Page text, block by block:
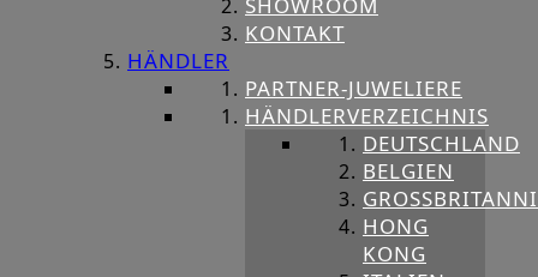
KONTAKT
HÄNDLER
PARTNER-JUWELIERE
HÄNDLERVERZEICHNIS
DEUTSCHLAND
BELGIEN
HONG
KONG